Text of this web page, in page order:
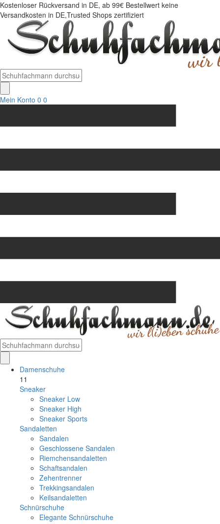
Kostenloser Rückversand in DE, ab 99€ Bestellwert keine
Versandkosten in DE,Trusted Shops zertifiziert
Mein Konto 0 0
Damenschuhe
11
Sneaker
Sneaker Low
Sneaker High
Sneaker Sports
Sandaletten
Sandalen
Geschlossene Sandalen
Riemchensandaletten
Schaftsandalen
Zehentrenner
Trekkingsandalen
Keilsandaletten
Schnürschuhe
Elegante Schnürschuhe